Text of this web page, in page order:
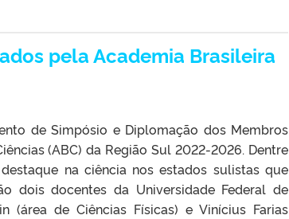
pela Academia Brasileira
de Simpósio e Diplomação dos Membros
(ABC) da Região Sul 2022-2026. Dentre
na ciência nos estados sulistas que
dois docentes da Universidade Federal de
(área de Ciências Físicas) e Vinícius Farias